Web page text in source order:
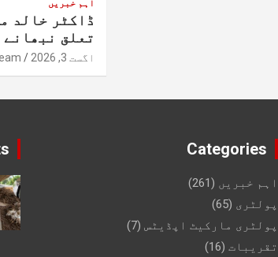
اہم خبریں
ڈاکٹر خالد
تعلق نبھانے
اگست 3, 2026
Categories
اہم خبریں (261)
پولٹری (65)
پولٹری مارکیٹ اپڈیٹس (7)
تقریبات (16)